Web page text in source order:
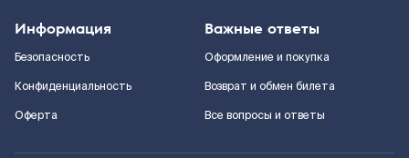
Информация
Безопасность
Конфиденциальность
Оферта
Важные ответы
Оформление и покупка
Возврат и обмен билета
Все вопросы и ответы